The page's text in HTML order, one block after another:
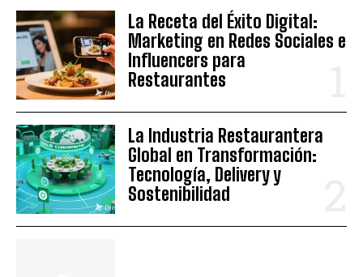
La Receta del Éxito Digital:
Marketing en Redes Sociales e
Influencers para
Restaurantes
La Industria Restaurantera
Global en Transformación:
Tecnología, Delivery y
Sostenibilidad